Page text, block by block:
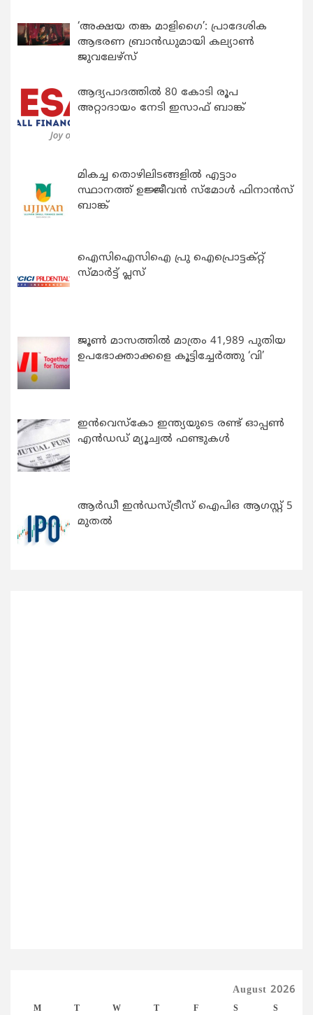
‘അക്ഷയ തങ്ക മാളിഗൈ’: പ്രാദേശിക
ആഭരണ ബ്രാന്‍ഡുമായി കല്യാണ്‍
ജുവലേഴ്‌സ്
ആദ്യപാദത്തിൽ 80 കോടി രൂപ
അറ്റാദായം നേടി ഇസാഫ് ബാങ്ക്
മികച്ച തൊഴിലിടങ്ങളിൽ എട്ടാം
സ്ഥാനത്ത് ഉജ്ജീവൻ സ്മോൾ ഫിനാൻസ്
ബാങ്ക്
ഐസിഐസിഐ പ്രു ഐപ്രൊട്ടക്റ്റ്
സ്മാർട്ട് പ്ലസ്
ജൂൺ മാസത്തിൽ മാത്രം 41,989 പുതിയ
ഉപഭോക്താക്കളെ കൂട്ടിച്ചേർത്തു ‘വി’
ഇന്‍വെസ്കോ ഇന്ത്യയുടെ രണ്ട് ഓപ്പണ്‍
എന്‍ഡഡ് മ്യൂച്വല്‍ ഫണ്ടുകള്‍
ആർഡീ ഇൻഡസ്ട്രീസ് ഐപിഒ ആഗസ്റ്റ് 5
മുതൽ
August 2026
M T W T F S S